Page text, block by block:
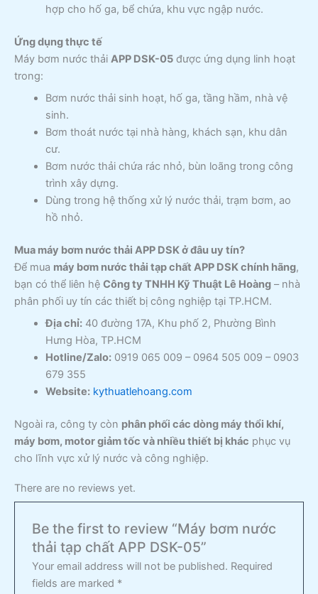
hợp cho hố ga, bể chứa, khu vực ngập nước.
Ứng dụng thực tế
Máy bơm nước thải APP DSK-05 được ứng dụng linh hoạt
trong:
Bơm nước thải sinh hoạt, hố ga, tầng hầm, nhà vệ
sinh.
Bơm thoát nước tại nhà hàng, khách sạn, khu dân
cư.
Bơm nước thải chứa rác nhỏ, bùn loãng trong công
trình xây dựng.
Dùng trong hệ thống xử lý nước thải, trạm bơm, ao
hồ nhỏ.
Mua máy bơm nước thải APP DSK ở đâu uy tín?
Để mua máy bơm nước thải tạp chất APP DSK chính hãng,
bạn có thể liên hệ Công ty TNHH Kỹ Thuật Lê Hoàng – nhà
phân phối uy tín các thiết bị công nghiệp tại TP.HCM.
Địa chỉ:40 đường 17A, Khu phố 2, Phường Bình
Hưng Hòa, TP.HCM
Hotline/Zalo:0919 065 009 – 0964 505 009 – 0903
679 355
Website: kythuatlehoang.com
Ngoài ra, công ty còn phân phối các dòng máy thổi khí,
máy bơm, motor giảm tốc và nhiều thiết bị khác phục vụ
cho lĩnh vực xử lý nước và công nghiệp.
There are no reviews yet.
Be the first to review “Máy bơm nước
thải tạp chất APP DSK-05”
Your email address will not be published. Required
fields are marked *